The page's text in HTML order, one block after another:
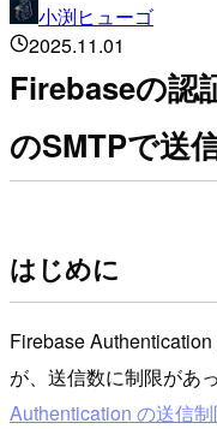
小渕ヒューゴ
2025.11.01
Firebaseの認
のSMTPで送
はじめに
Firebase
が、送信数に制限があ
Authentication の送信制